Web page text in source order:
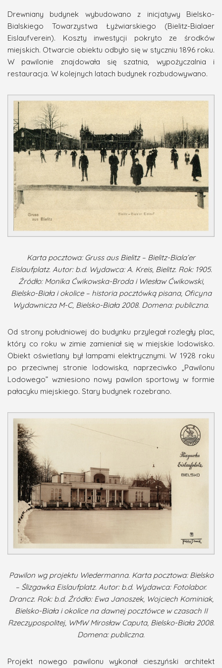
Drewniany budynek wybudowano z inicjatywy Bielsko-
Bialskiego Towarzystwa Łyżwiarskiego (Bielitz-Bialaer
Eislaufverein). Koszty inwestycji pokryto ze środków
miejskich. Otwarcie obiektu odbyło się w styczniu 1896 roku.
W pawilonie znajdowała się szatnia, wypożyczalnia i
restauracja. W kolejnych latach budynek rozbudowywano.
Karta pocztowa: Gruss aus Bielitz – Bielitz-Biala’er
Eislaufplatz. Autor: b.d. Wydawca: A. Kreis, Bielitz. Rok: 1905.
Źródło: Monika Ćwikowska-Broda i Wiesław Ćwikowski,
Bielsko-Biała i okolice – historia pocztówką pisana, Oficyna
Wydawnicza M-C, Bielsko-Biała 2008. Domena: publiczna.
Od strony południowej do budynku przylegał rozległy plac,
który co roku w zimie zamieniał się w miejskie lodowisko.
Obiekt oświetlany był lampami elektrycznymi. W 1928 roku
po przeciwnej stronie lodowiska, naprzeciwko „Pawilonu
Lodowego” wzniesiono nowy pawilon sportowy w formie
pałacyku miejskiego. Stary budynek rozebrano.
Pawilon wg projektu Wiedermanna. Karta pocztowa: Bielsko
– Ślizgawka Eislaufplatz. Autor: b.d. Wydawca: Fotolabor.
Drancz. Rok: b.d. Źródło: Ewa Janoszek, Wojciech Kominiak,
Bielsko-Biała i okolice na dawnej pocztówce w czasach II
Rzeczypospolitej, WMW Mirosław Caputa, Bielsko-Biała 2008.
Domena: publiczna.
Projekt nowego pawilonu wykonał cieszyński architekt